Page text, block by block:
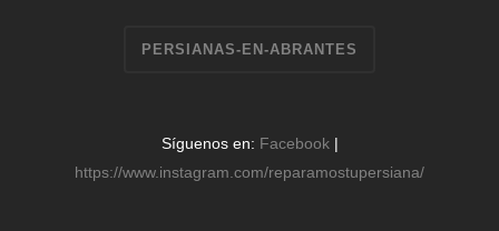
PERSIANAS-EN-ABRANTES
Síguenos en: Facebook|
https://www.instagram.com/reparamostupersiana/